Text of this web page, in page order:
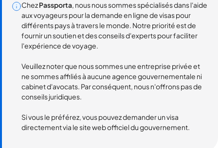
ChezPassporta, nous nous sommes spécialisés dans l'aide
aux voyageurs pour la demande en ligne de visas pour
différents pays à travers le monde. Notre priorité est de
fournir un soutien et des conseils d'experts pour faciliter
l'expérience de voyage.
Veuillez noter que nous sommes une entreprise privée et
ne sommes affiliés à aucune agence gouvernementale ni
cabinet d'avocats. Par conséquent, nous n'offrons pas de
conseils juridiques.
Si vous le préférez, vous pouvez demander un visa
directement via le site web officiel du gouvernement.